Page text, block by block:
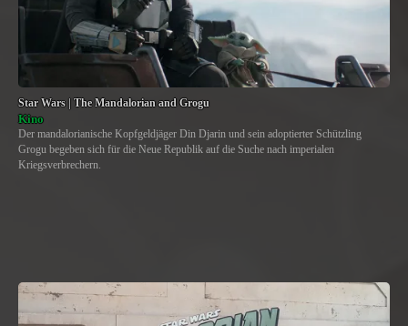
Star Wars | The Mandalorian and Grogu
Kino
Der mandalorianische Kopfgeldjäger Din Djarin und sein adoptierter Schützling
Grogu begeben sich für die Neue Republik auf die Suche nach imperialen
Kriegsverbrechern.